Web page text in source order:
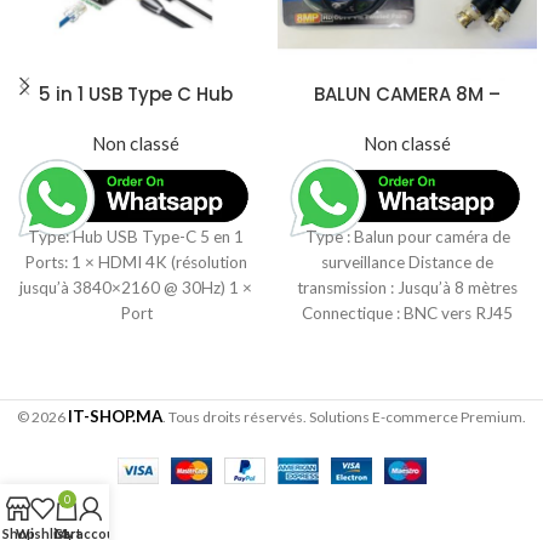
5 in 1 USB Type C Hub
Gigabit Ethernet Rj45
Lan Adapter for
Macbook Pro
Non classé
Type: Hub USB Type-C 5 en 1
Ports: 1 × HDMI 4K (résolution
jusqu’à 3840×2160 @ 30Hz) 1 ×
Port
BALUN CAMERA 8M –
Haute Qualité
Non classé
Type : Balun pour caméra de
surveillance Distance de
transmission : Jusqu’à 8 mètres
Connectique : BNC vers RJ45
© 2026 IT-SHOP.MA. Tous droits réservés. Solutions E-commerce Premium.
ShopWishlist
0
Cart
My account